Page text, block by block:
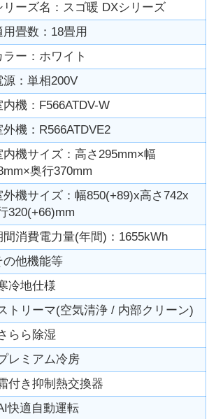
リーズ名：スゴ暖 DXシリーズ
用畳数：18畳用
ラー：ホワイト
源：単相200V
内機：F566ATDV-W
外機：R566ATDVE2
内機サイズ：高さ295mm×幅
奥行370mm
外機サイズ：幅850(+89)x高さ742x
320(+66)mm
間消費電力量(年間)：1655kWh
の他機能等
冷地仕様
トリーマ(空気清浄 / 内部クリーン)
らら除湿
レミアム冷房
付き抑制熱交換器
快適自動運転